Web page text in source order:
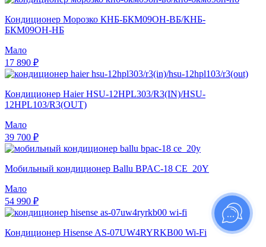
Кондиционер Морозко КНБ-БКМ09ОН-ВБ/КНБ-
БКМ09ОН-НБ
Мало
17 890 ₽
Кондиционер Haier HSU-12HPL303/R3(IN)/HSU-
12HPL103/R3(OUT)
Мало
39 700 ₽
Мобильный кондиционер Ballu BPAC-18 CE_20Y
Мало
54 990 ₽
Кондиционер Hisense AS-07UW4RYRKB00 Wi-Fi